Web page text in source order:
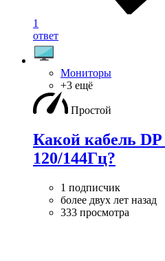
1
ответ
Мониторы
+3 ещё
Простой
Какой кабель
120/144Гц?
1 подписчик
более двух лет назад
333 просмотра